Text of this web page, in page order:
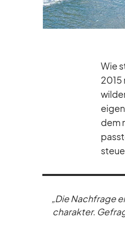
Wie
2015
dem
„Die Nach­frage
cha­rak­ter.